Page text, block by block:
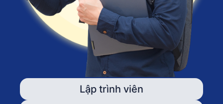
Lập trình viên